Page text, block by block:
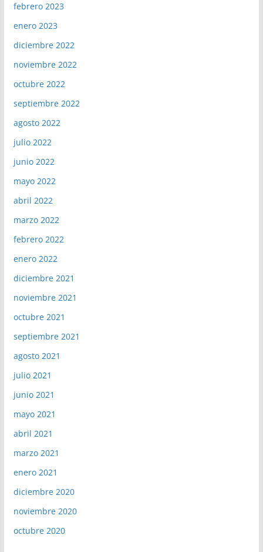
febrero 2023
enero 2023
diciembre 2022
noviembre 2022
octubre 2022
septiembre 2022
agosto 2022
julio 2022
junio 2022
mayo 2022
abril 2022
marzo 2022
febrero 2022
enero 2022
diciembre 2021
noviembre 2021
octubre 2021
septiembre 2021
agosto 2021
julio 2021
junio 2021
mayo 2021
abril 2021
marzo 2021
enero 2021
diciembre 2020
noviembre 2020
octubre 2020